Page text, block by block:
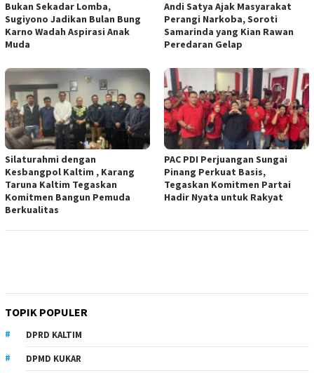
Bukan Sekadar Lomba,
Sugiyono Jadikan Bulan Bung
Karno Wadah Aspirasi Anak
Muda
Andi Satya Ajak Masyarakat
Perangi Narkoba, Soroti
Samarinda yang Kian Rawan
Peredaran Gelap
Silaturahmi dengan
Kesbangpol Kaltim , Karang
Taruna Kaltim Tegaskan
Komitmen Bangun Pemuda
Berkualitas
PAC PDI Perjuangan Sungai
Pinang Perkuat Basis,
Tegaskan Komitmen Partai
Hadir Nyata untuk Rakyat
TOPIK POPULER
DPRD KALTIM
DPMD KUKAR